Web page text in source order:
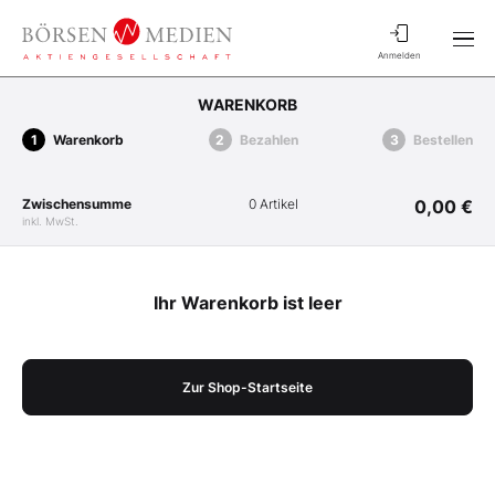
Anmelden
WARENKORB
Warenkorb Bezahlen Bestellen
Zwischensumme
inkl. MwSt.
0 Artikel 0,00 €
Ihr Warenkorb ist leer
Zur Shop-Startseite